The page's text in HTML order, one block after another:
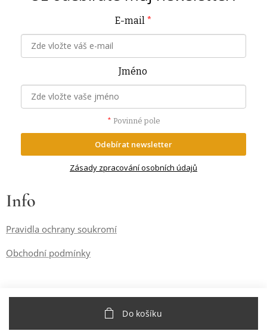
Do košíku
E-mail *
Jméno
* Povinné pole
Odebírat newsletter
Zásady zpracování osobních údajů
Info
Pravidla ochrany soukromí
Obchodní podmínky